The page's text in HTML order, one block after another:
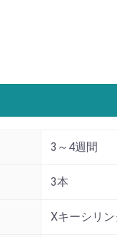
3～4週間
3本
Xキーシリ